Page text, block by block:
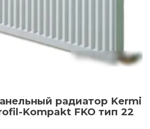
радиатор Kermi
Kompakt FKO тип 22